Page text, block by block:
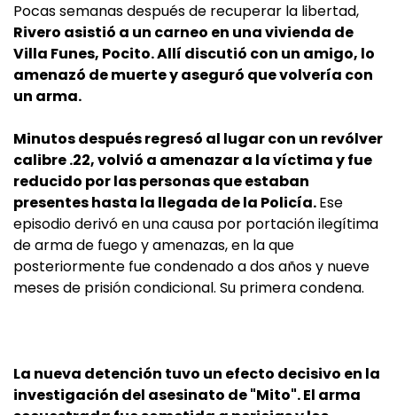
Pocas semanas después de recuperar la libertad,
Rivero asistió a un carneo en una vivienda de
Villa Funes, Pocito. Allí discutió con un amigo, lo
amenazó de muerte y aseguró que volvería con
un arma.
Minutos después regresó al lugar con un revólver
calibre .22, volvió a amenazar a la víctima y fue
reducido por las personas que estaban
presentes hasta la llegada de la Policía.Ese
episodio derivó en una causa por portación ilegítima
de arma de fuego y amenazas, en la que
posteriormente fue condenado a dos años y nueve
meses de prisión condicional. Su primera condena.
La nueva detención tuvo un efecto decisivo en la
investigación del asesinato de "Mito". El arma